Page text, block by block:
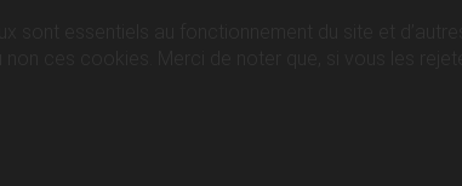
sont essentiels au fonctionnement du site et
ces cookies. Merci de noter que, si vous les